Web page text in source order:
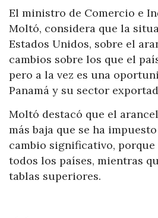
El ministro de Comercio e
Moltó, considera que la
Estados Unidos, sobre el
cambios sobre los que el
pero a la vez es una
Panamá y su sector
Moltó destacó que el
más baja que se ha
cambio significativo,
todos los países, mientras
tablas superiores.